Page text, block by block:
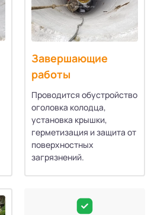
Завершающие
работы
Проводится обустройство
оголовка колодца,
установка крышки,
герметизация и защита от
поверхностных
загрязнений.